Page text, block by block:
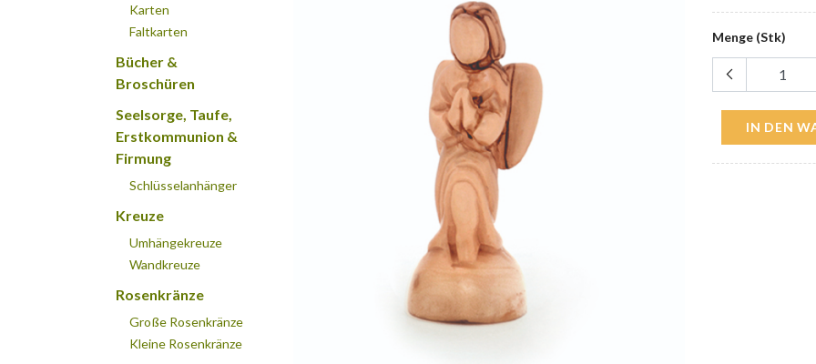
Karten
Faltkarten
Bücher &
Broschüren
Seelsorge, Taufe,
Erstkommunion &
Firmung
Schlüsselanhänger
Kreuze
Umhängekreuze
Wandkreuze
Rosenkränze
Große Rosenkränze
Kleine Rosenkränze
Menge (Stk)
IN DEN